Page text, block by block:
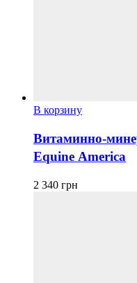
В корзину
Витаминно-
Equine America
2 340 грн